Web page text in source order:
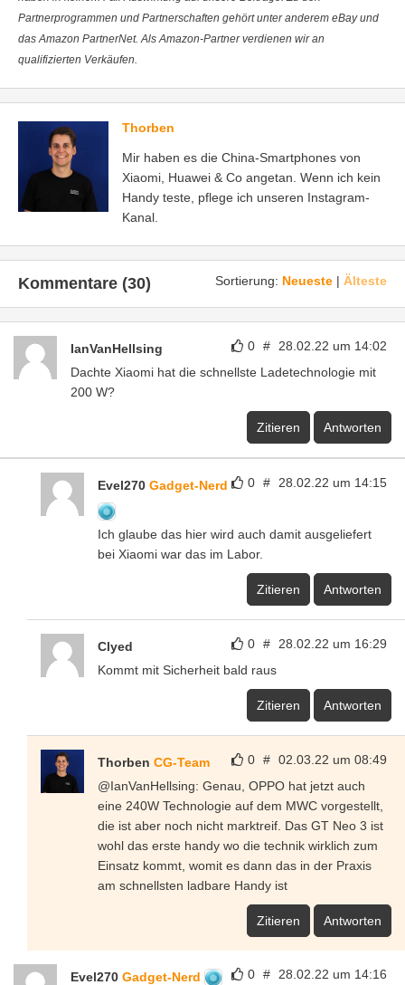
Partnerprogrammen und Partnerschaften gehört unter anderem eBay und
das Amazon PartnerNet. Als Amazon-Partner verdienen wir an
qualifizierten Verkäufen.
Thorben
Mir haben es die China-Smartphones von
Xiaomi, Huawei & Co angetan. Wenn ich kein
Handy teste, pflege ich unseren Instagram-
Kanal.
Sortierung: Neueste | Älteste
Kommentare (30)
0 # 28.02.22 um 14:02
IanVanHellsing
Dachte Xiaomi hat die schnellste Ladetechnologie mit
200 W?
Zitieren Antworten
0 # 28.02.22 um 14:15
Evel270 Gadget-Nerd
Ich glaube das hier wird auch damit ausgeliefert
bei Xiaomi war das im Labor.
Zitieren Antworten
0 # 28.02.22 um 16:29
Clyed
Kommt mit Sicherheit bald raus
Zitieren Antworten
0 # 02.03.22 um 08:49
Thorben CG-Team
@IanVanHellsing: Genau, OPPO hat jetzt auch
eine 240W Technologie auf dem MWC vorgestellt,
die ist aber noch nicht marktreif. Das GT Neo 3 ist
wohl das erste handy wo die technik wirklich zum
Einsatz kommt, womit es dann das in der Praxis
am schnellsten ladbare Handy ist
Zitieren Antworten
0 # 28.02.22 um 14:16
Evel270 Gadget-Nerd